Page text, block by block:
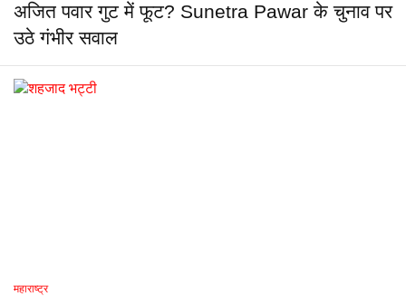
अजित पवार गुट में फूट? Sunetra Pawar के चुनाव पर
उठे गंभीर सवाल
महाराष्ट्र